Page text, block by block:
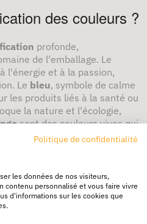
des couleurs ?
profonde,
de l'emballage. Le
l'énergie et à la passion,
Le bleu, symbole de calme
les produits liés à la santé ou
la nature et l'écologie,
sont des couleurs vives qui
Ces nuances ont un
votre produit.
colorés
Politique de confidentialité
les données de nos visiteurs,
contenu personnalisé et vous faire vivre
d'informations sur les cookies que